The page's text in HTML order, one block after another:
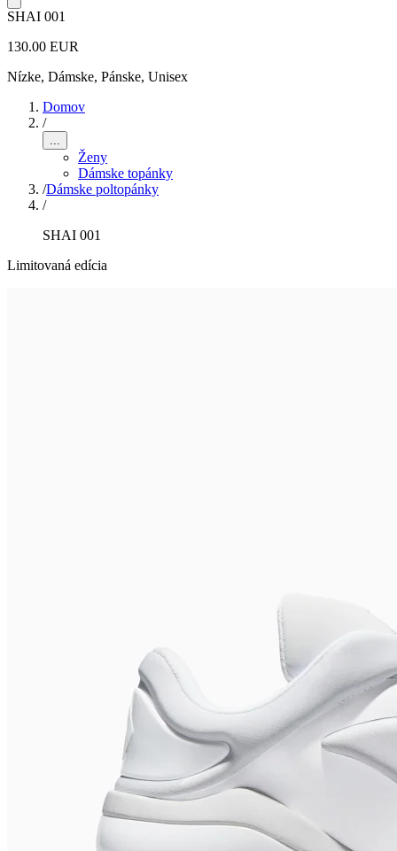
SHAI 001
130.00 EUR
Nízke, Dámske, Pánske, Unisex
Domov
/
...
Ženy
Dámske topánky
/Dámske poltopánky
/
SHAI 001
Limitovaná edícia